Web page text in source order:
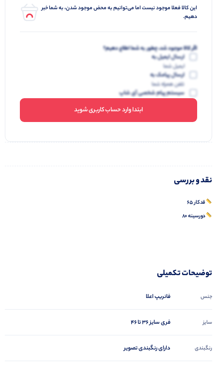
این کالا فعلا موجود نیست اما می‌توانیم به محض موجود شدن، به شما خبر
دهیم.
اگر کالا موجود شد، چطور به شما اطلاع دهیم؟
ارسال ایمیل به
ایمیل شما
ارسال پیامک به
تلفن همراه شما
سیستم پیام شخصی آی شاپ
ابتدا وارد حساب کاربری شوید
نقد و بررسی
قدکار ۶۵
دورسینه ۸۰
توضیحات تکمیلی
جنس فانریپ اعلا
سایز فری سایز ۳۶ تا ۴۶
رنگبندی دارای رنگبندی تصویر